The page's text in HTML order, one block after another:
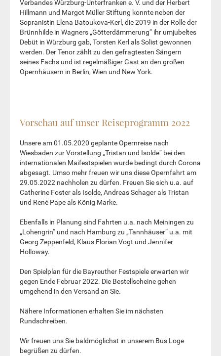
Verbandes Würzburg-Unterfranken e. V. und der Herbert
Hillmann und Margot Müller Stiftung konnte neben der
Sopranistin Elena Batoukova-Kerl, die 2019 in der Rolle der
Brünnhilde in Wagners „Götterdämmerung“ ihr umjubeltes
Debüt in Würzburg gab, Torsten Kerl als Solist gewonnen
werden. Der Tenor zählt zu den gefragtesten Sängern
seines Fachs und ist regelmäßiger Gast an den großen
Opernhäusern in Berlin, Wien und New York.
Vorschau auf unser Reiseprogramm 2022
Unsere am 01.05.2020 geplante Opernreise nach
Wiesbaden zur Vorstellung „Tristan und Isolde“ bei den
internationalen Maifestspielen wurde bedingt durch Corona
abgesagt. Umso mehr freuen wir uns diese Opernfahrt am
29.05.2022 nachholen zu dürfen. Freuen Sie sich u.a. auf
Catherine Foster als Isolde, Andreas Schager als Tristan
und René Pape als König Marke.
Ebenfalls in Planung sind Fahrten u.a. nach Meiningen zu
„Lohengrin“ und nach Hamburg zu „Tannhäuser“ u.a. mit
Georg Zeppenfeld, Klaus Florian Vogt und Jennifer
Holloway.
Den Spielplan für die Bayreuther Festspiele erwarten wir
gegen Ende Februar 2022. Die Bestellscheine gehen
umgehend in den Versand an Sie.
Nähere Informationen erhalten Sie im nächsten
Rundschreiben.
Wir freuen uns Sie baldmöglichst in unserem Bus Loge
begrüßen zu dürfen.